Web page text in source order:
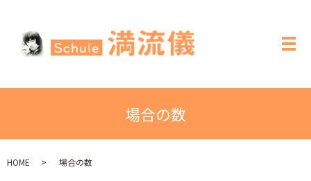
メ
場合の数
HOME 場合の数